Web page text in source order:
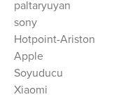
paltaryuyan
sony
Hotpoint-Ariston
Apple
Soyuducu
Xiaomi